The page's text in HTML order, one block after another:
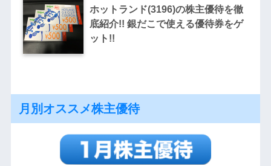
ホットランド(3196)の株主優待を徹
底紹介!! 銀だこで使える優待券をゲ
ット!!
月別オススメ株主優待